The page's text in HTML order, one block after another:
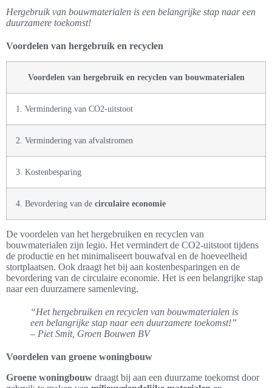
Hergebruik van bouwmaterialen is een belangrijke stap naar een
duurzamere toekomst!
Voordelen van hergebruik en recyclen
Voordelen van hergebruik en recyclen van bouwmaterialen
1. Vermindering van CO2-uitstoot
2. Vermindering van afvalstromen
3. Kostenbesparing
4. Bevordering van de circulaire economie
De voordelen van het hergebruiken en recyclen van
bouwmaterialen zijn legio. Het vermindert de CO2-uitstoot tijdens
de productie en het minimaliseert bouwafval en de hoeveelheid
stortplaatsen. Ook draagt het bij aan kostenbesparingen en de
bevordering van de circulaire economie. Het is een belangrijke stap
naar een duurzamere samenleving.
“Het hergebruiken en recyclen van bouwmaterialen is
een belangrijke stap naar een duurzamere toekomst!”
– Piet Smit, Groen Bouwen BV
Voordelen van groene woningbouw
Groene woningbouw draagt bij aan een duurzame toekomst door